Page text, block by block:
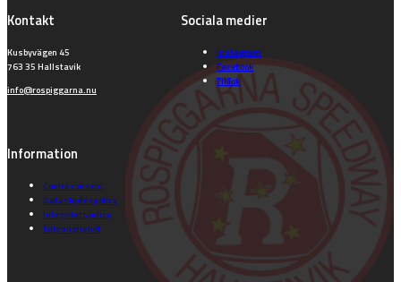
Kontakt
Kusbyvägen 45
763 35 Hallstavik
info@rospiggarna.nu
Sociala medier
Instagram
Facebook
TikTok
Information
Cookie consent
Dataskyddspolicy
Integritetspolicy
Tillgänglighet